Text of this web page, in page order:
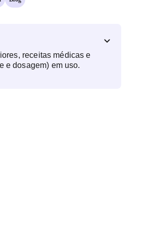
receitas médicas e
e dosagem) em uso.